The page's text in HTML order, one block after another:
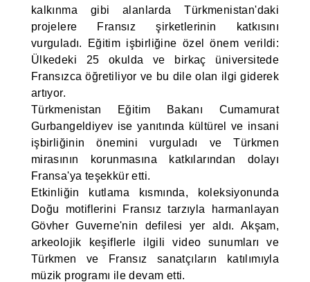
kalkınma gibi alanlarda Türkmenistan'daki
projelere Fransız şirketlerinin katkısını
vurguladı. Eğitim işbirliğine özel önem verildi:
Ülkedeki 25 okulda ve birkaç üniversitede
Fransızca öğretiliyor ve bu dile olan ilgi giderek
artıyor.
Türkmenistan Eğitim Bakanı Cumamurat
Gurbangeldiyev ise yanıtında kültürel ve insani
işbirliğinin önemini vurguladı ve Türkmen
mirasının korunmasına katkılarından dolayı
Fransa'ya teşekkür etti.
Etkinliğin kutlama kısmında, koleksiyonunda
Doğu motiflerini Fransız tarzıyla harmanlayan
Gövher Guverne'nin defilesi yer aldı. Akşam,
arkeolojik keşiflerle ilgili video sunumları ve
Türkmen ve Fransız sanatçıların katılımıyla
müzik programı ile devam etti.